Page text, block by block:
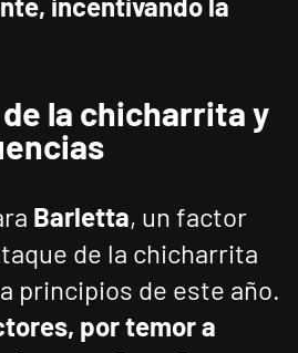
la chicharrita y
Barletta, un factor
de la chicharrita
principios de este año.
por temor a